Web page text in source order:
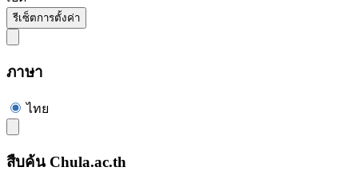
รีเซ็ตการตั้งค่า
ภาษา
ไทย
สืบค้น Chula.ac.th